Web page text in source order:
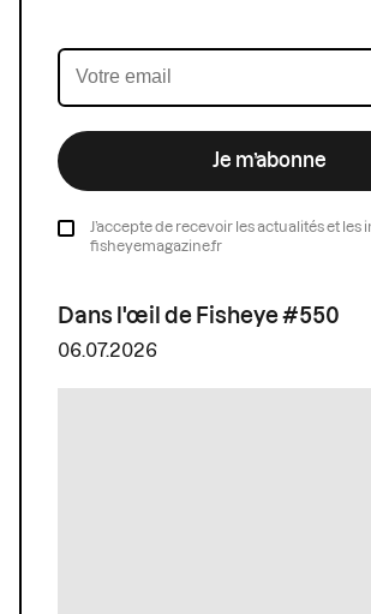
Je m’abonne
J’accepte de recevoir les actualités et
fisheyemagazine.fr
Dans l'œil de Fisheye #550
06.07.2026